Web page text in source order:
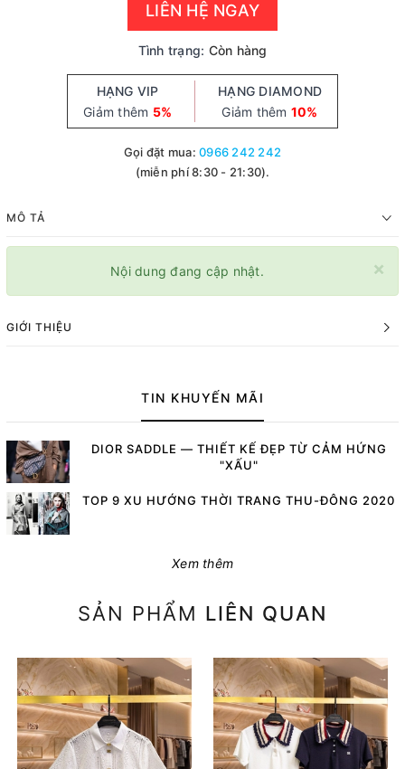
LIÊN HỆ NGAY
Tình trạng: Còn hàng
HẠNG VIP
Giảm thêm 5%
HẠNG DIAMOND
Giảm thêm 10%
Gọi đặt mua:0966 242 242
(miễn phí 8:30 - 21:30).
MÔ TẢ
×
Nội dung đang cập nhật.
GIỚI THIỆU
TIN KHUYẾN MÃI
DIOR SADDLE — THIẾT KẾ ĐẸP TỪ CẢM HỨNG
"XẤU"
TOP 9 XU HƯỚNG THỜI TRANG THU-ĐÔNG 2020
Xem thêm
SẢN PHẨM LIÊN QUAN